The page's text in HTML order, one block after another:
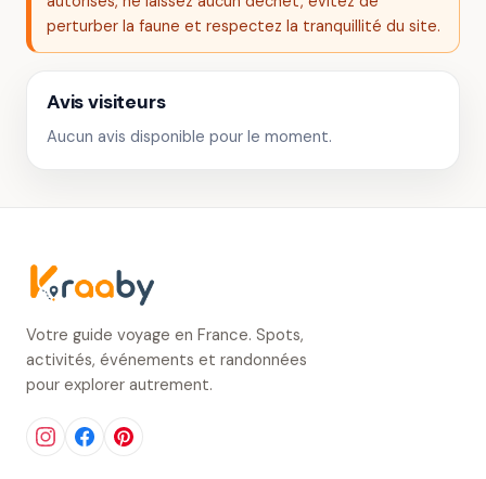
perturber la faune et respectez la tranquillité du site.
Avis visiteurs
Aucun avis disponible pour le moment.
Votre guide voyage en France. Spots,
activités, événements et randonnées
pour explorer autrement.